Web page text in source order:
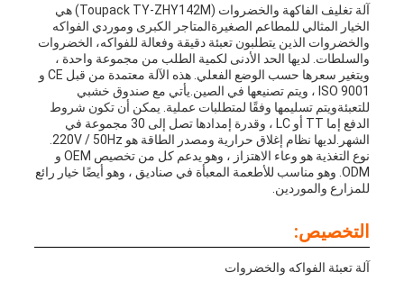
آلة تغليف الفاكهة والخضروات (Toupack TY-ZHY142M) هي
الخيار المثالي للمطاعم الصغيرةالمتاجر الكبرى وموردي الفواكه
والخضروات الذين يتطلبون تعبئة دقيقة وفعالة للفواكه، الخضروات
والسلطات. لديها الحد الأدنى لكمية الطلب من مجموعة واحدة ،
ويتغير سعرها حسب الوضع الفعلي. هذه الآلة معتمدة من قبل CE و
ISO 9001 ، ويتم تصنيعها في الصين.يأتي مع صندوق خشبي
للتعبئةويتم تسليمها وفقًا لمتطلبات عملية. يمكن أن تكون شروط
الدفع إما TT أو LC ، وقدرة إمدادها تصل إلى 30 مجموعة في
الشهر.لديها نظام إغلاق حرارية ومصدر الطاقة هو 220V / 50Hz.
نوع التغذية هو وعاء الاهتزاز ، وهو يدعم كل من تخصيص OEM و
ODM. وهو مناسب للأطعمة المعبأة في صناديق ، وهو أيضًا خيار رائع
للمزارع والموردين.
التخصيص:
آلة تعبئة الفواكه والخضروات